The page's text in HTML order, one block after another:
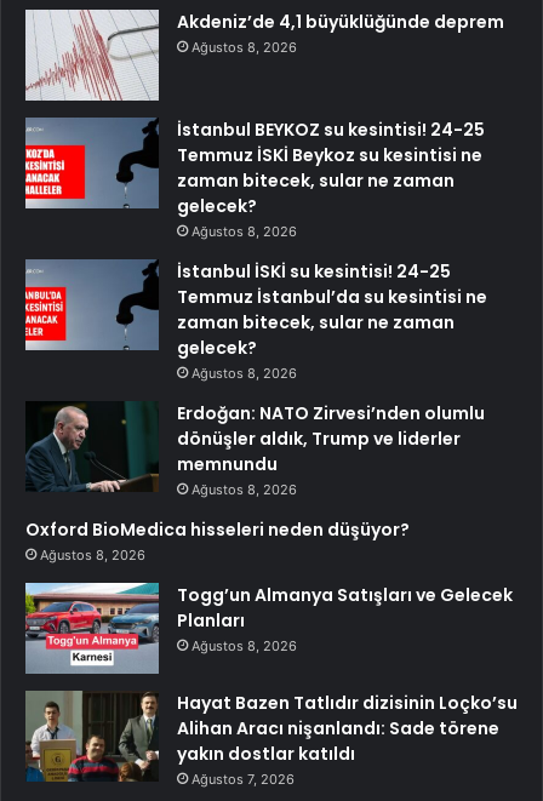
Akdeniz’de 4,1 büyüklüğünde deprem
Ağustos 8, 2026
İstanbul BEYKOZ su kesintisi! 24-25
Temmuz İSKİ Beykoz su kesintisi ne
zaman bitecek, sular ne zaman
gelecek?
Ağustos 8, 2026
İstanbul İSKİ su kesintisi! 24-25
Temmuz İstanbul’da su kesintisi ne
zaman bitecek, sular ne zaman
gelecek?
Ağustos 8, 2026
Erdoğan: NATO Zirvesi’nden olumlu
dönüşler aldık, Trump ve liderler
memnundu
Ağustos 8, 2026
Oxford BioMedica hisseleri neden düşüyor?
Ağustos 8, 2026
Togg’un Almanya Satışları ve Gelecek
Planları
Ağustos 8, 2026
Hayat Bazen Tatlıdır dizisinin Loçko’su
Alihan Aracı nişanlandı: Sade törene
yakın dostlar katıldı
Ağustos 7, 2026